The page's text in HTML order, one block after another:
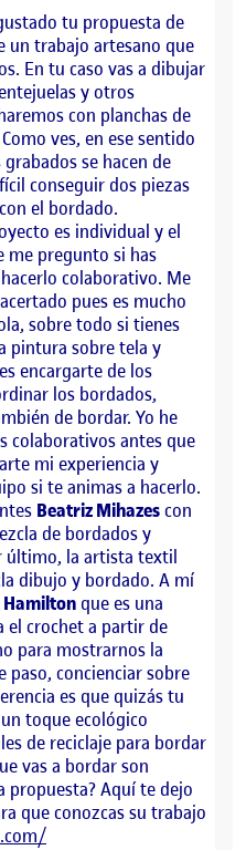
tu propuesta de
un trabajo artesano que
En tu caso vas a dibujar
y otros
con planchas de
ves, en ese sentido
se hacen de
conseguir dos piezas
el bordado.
es individual y el
me pregunto si has
colaborativo. Me
pues es mucho
sobre todo si tienes
pintura sobre tela y
encargarte de los
los bordados,
de bordar. Yo he
colaborativos antes que
mi experiencia y
si te animas a hacerlo.
Beatriz Mihazescon
de bordados y
último, la artista textil
dibujo y bordado. A mí
Hamilton que es una
el crochet a partir de
para mostrarnos la
paso, concienciar sobre
es que quizás tu
toque ecológico
de reciclaje para bordar
vas a bordar son
propuesta? Aquí te dejo
que conozcas su trabajo